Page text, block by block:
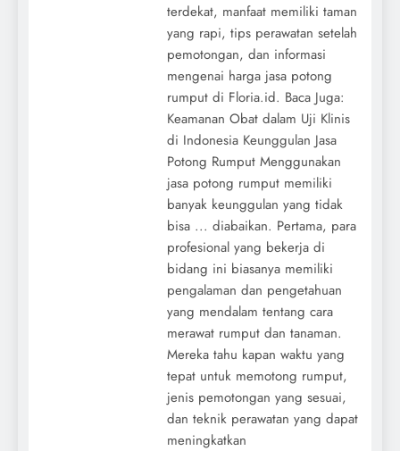
terdekat, manfaat memiliki taman
yang rapi, tips perawatan setelah
pemotongan, dan informasi
mengenai harga jasa potong
rumput di Floria.id. Baca Juga:
Keamanan Obat dalam Uji Klinis
di Indonesia Keunggulan Jasa
Potong Rumput Menggunakan
jasa potong rumput memiliki
banyak keunggulan yang tidak
bisa ... diabaikan. Pertama, para
profesional yang bekerja di
bidang ini biasanya memiliki
pengalaman dan pengetahuan
yang mendalam tentang cara
merawat rumput dan tanaman.
Mereka tahu kapan waktu yang
tepat untuk memotong rumput,
jenis pemotongan yang sesuai,
dan teknik perawatan yang dapat
meningkatkan